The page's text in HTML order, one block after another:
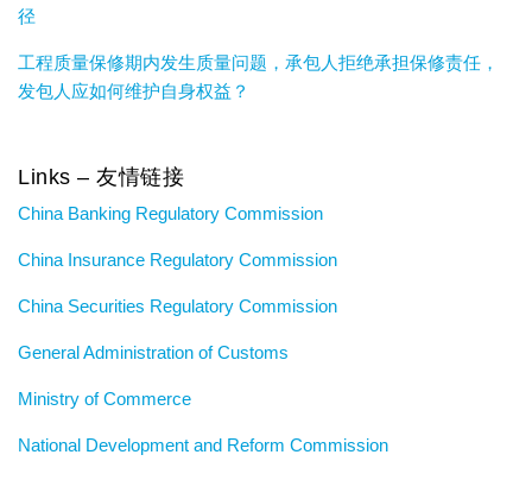
径
工程质量保修期内发生质量问题，承包人拒绝承担保修责任，
发包人应如何维护自身权益？
Links – 友情链接
China Banking Regulatory Commission
China Insurance Regulatory Commission
China Securities Regulatory Commission
General Administration of Customs
Ministry of Commerce
National Development and Reform Commission